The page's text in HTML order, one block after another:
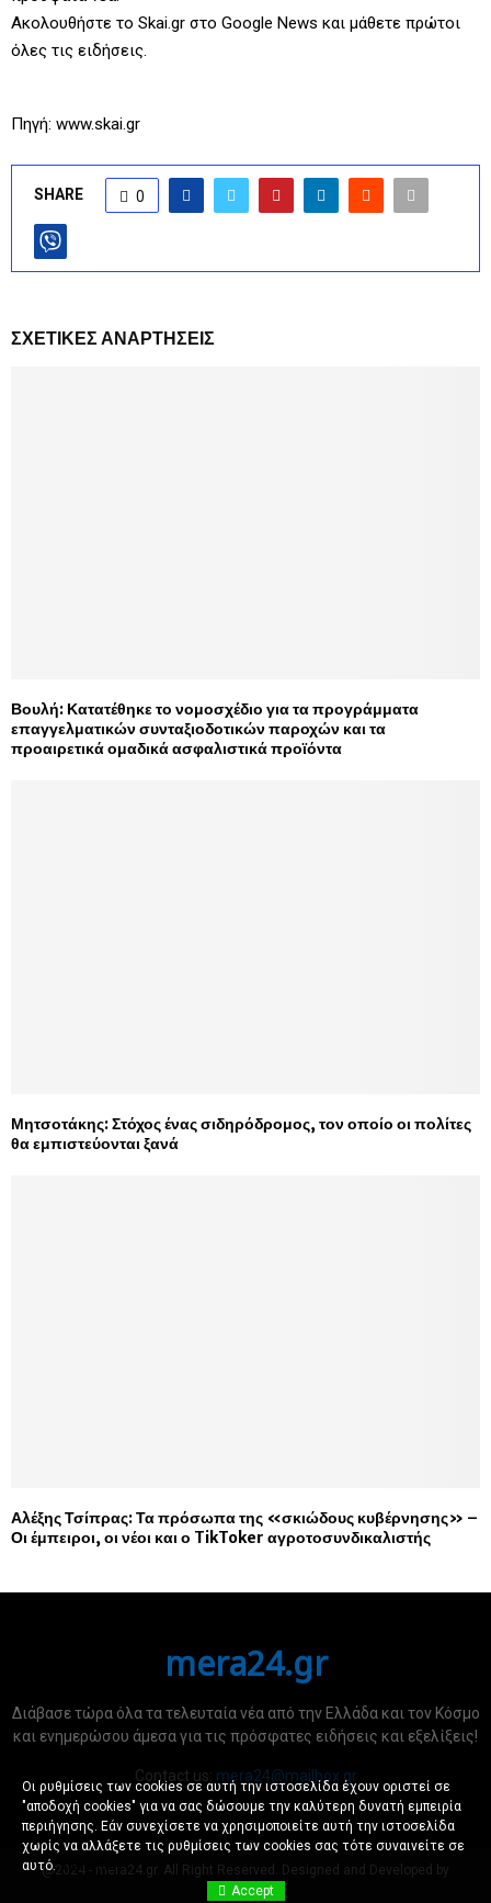
Ακολουθήστε το Skai.gr στο Google News και μάθετε πρώτοι
όλες τις ειδήσεις.
Πηγή: www.skai.gr
SHARE 0
ΣΧΕΤΙΚΈΣ ΑΝΑΡΤΉΣΕΙΣ
Βουλή: Κατατέθηκε το νομοσχέδιο για τα προγράμματα
επαγγελματικών συνταξιοδοτικών παροχών και τα
προαιρετικά ομαδικά ασφαλιστικά προϊόντα
Μητσοτάκης: Στόχος ένας σιδηρόδρομος, τον οποίο οι πολίτες
θα εμπιστεύονται ξανά
Αλέξης Τσίπρας: Τα πρόσωπα της «σκιώδους κυβέρνησης» –
Οι έμπειροι, οι νέοι και ο TikToker αγροτοσυνδικαλιστής
mera24.gr
Διάβασε τώρα όλα τα τελευταία νέα από την Ελλάδα και τον Κόσμο
και ενημερώσου άμεσα για τις πρόσφατες ειδήσεις και εξελίξεις!
Contact us: mera24@mailbox.gr
@2024 - mera24.gr. All Right Reserved. Designed and Developed by
RadioHost.Gr
Οι ρυθμίσεις των cookies σε αυτή την ιστοσελίδα έχουν οριστεί σε
"αποδοχή cookies" για να σας δώσουμε την καλύτερη δυνατή εμπειρία
περιήγησης. Εάν συνεχίσετε να χρησιμοποιείτε αυτή την ιστοσελίδα
χωρίς να αλλάξετε τις ρυθμίσεις των cookies σας τότε συναινείτε σε
αυτό.View more
Accept